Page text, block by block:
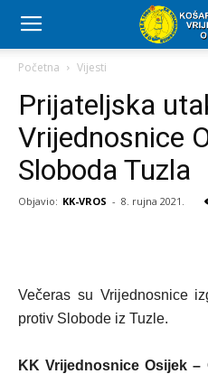
Početna Vijesti
Prijateljska
Vrijednosnice
Sloboda Tuzla
Objavio: KK-VROS - 8. rujna 2021.
Večeras su Vrijednosnice
protiv Slobode iz Tuzle.
KK Vrijednosnice Osijek –